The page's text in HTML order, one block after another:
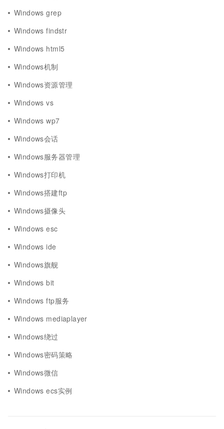
Windows grep
Windows findstr
Windows html5
Windows机制
Windows资源管理
Windows vs
Windows wp7
Windows会话
Windows服务器管理
Windows打印机
Windows搭建ftp
Windows摄像头
Windows esc
Windows ide
Windows旗舰
Windows bit
Windows ftp服务
Windows mediaplayer
Windows绕过
Windows密码策略
Windows微信
Windows ecs实例